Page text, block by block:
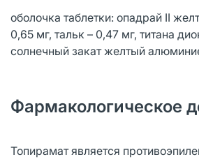
оболочка таблетки: опадрай II
0,65 мг, тальк – 0,47 мг, титана
солнечный закат желтый
Фармакологическое
Топирамат является